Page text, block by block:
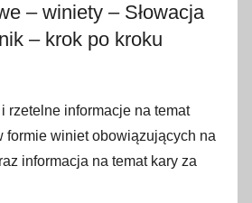
– winiety – Słowacja
– krok po kroku
rzetelne informacje na temat
formie winiet obowiązujących na
informacja na temat kary za